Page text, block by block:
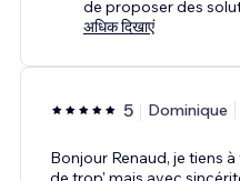
de proposer des
अधिक दिखाएं
5 Dominique
Bonjour Renaud, je tiens